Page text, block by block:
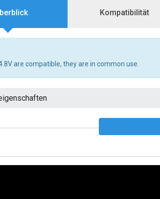
Kompatibilität
are compatible, they are in common use.